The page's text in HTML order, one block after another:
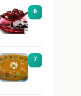
6
7